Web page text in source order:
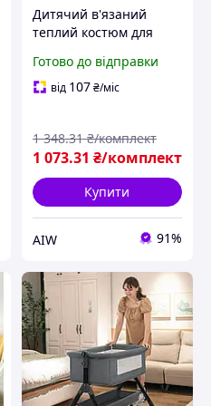
Дитячий в'язаний
теплий костюм для
дівчинки Supe ORIG
айви 304
Готово до відправки
від 107₴/міс
1 073.31 ₴/комплект
1 348.31 ₴/комплект
Купити
AIW 91%